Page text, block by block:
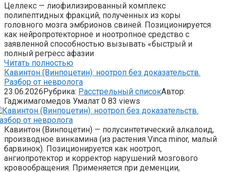
Целлекс — лиофилизированный комплекс
полипептидных фракций, полученных из коры
головного мозга эмбрионов свиней. Позиционируется
как нейропротекторное и ноотропное средство с
заявленной способностью вызывать «быстрый и
полный регресс афазии
Читать полностью
Кавинтон (Винпоцетин): ноотроп без доказательств.
Разбор от невролога
23.06.2026Рубрика: Расстрельный списокАвтор:
Гаджимагомедов Умалат 0 83 views
Кавинтон (Винпоцетин) — полусинтетический алкалоид,
производное винкамина (из растения Vinca minor, малый
барвинок). Позиционируется как ноотроп,
ангиопротектор и корректор нарушений мозгового
кровообращения. Применяется при деменции,